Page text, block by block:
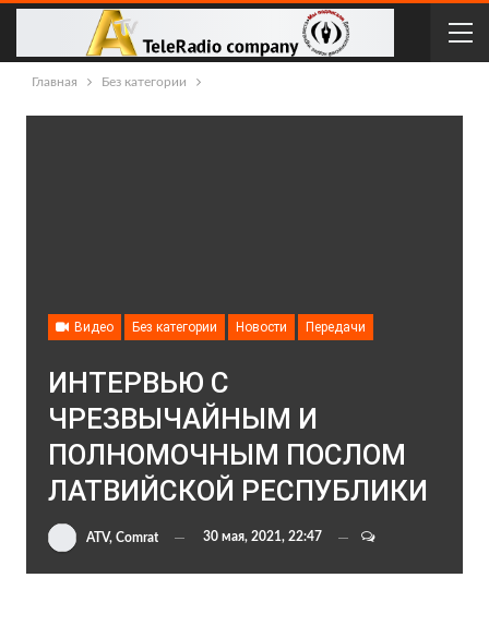
Главная Без категории
Видео Без категории Новости Передачи
ИНТЕРВЬЮ С
ЧРЕЗВЫЧАЙНЫМ И
ПОЛНОМОЧНЫМ ПОСЛОМ
ЛАТВИЙСКОЙ РЕСПУБЛИКИ
ATV, Comrat 30 мая, 2021, 22:47